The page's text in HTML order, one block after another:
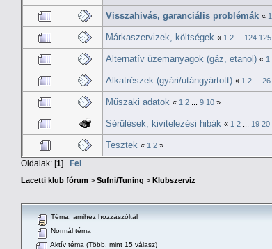
Visszahivás, garanciális problémák « 1
Márkaszervizek, költségek « 1 2 124 125
Alternatív üzemanyagok (gáz, etanol) « 1
Alkatrészek (gyári/utángyártott) « 1 2 26
Műszaki adatok « 1 2 9 10 »
Sérülések, kivitelezési hibák « 1 2 19 20
Tesztek « 1 2 »
Oldalak: [1] Fel
Lacetti klub fórum > Sufni/Tuning > Klubszerviz
Téma, amihez hozzászóltál
Normál téma
Aktív téma (Több, mint 15 válasz)